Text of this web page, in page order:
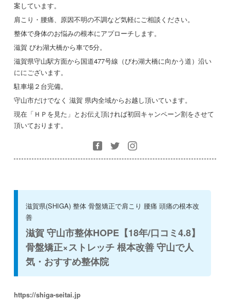
案しています。
肩こり・腰痛、原因不明の不調など気軽にご相談ください。
整体で身体のお悩みの根本にアプローチします。
滋賀 びわ湖大橋から車で5分。
滋賀県守山駅方面から国道477号線（びわ湖大橋に向かう道）沿い
ににございます。
駐車場２台完備。
守山市だけでなく 滋賀 県内全域からお越し頂いています。
現在「ＨＰを見た」とお伝え頂ければ初回キャンペーン割をさせて
頂いております。
滋賀県(SHIGA) 整体 骨盤矯正で肩こり 腰痛 頭痛の根本改
善
滋賀 守山市整体HOPE【18年/口コミ4.8】
骨盤矯正×ストレッチ 根本改善 守山で人
気・おすすめ整体院
https://shiga-seitai.jp